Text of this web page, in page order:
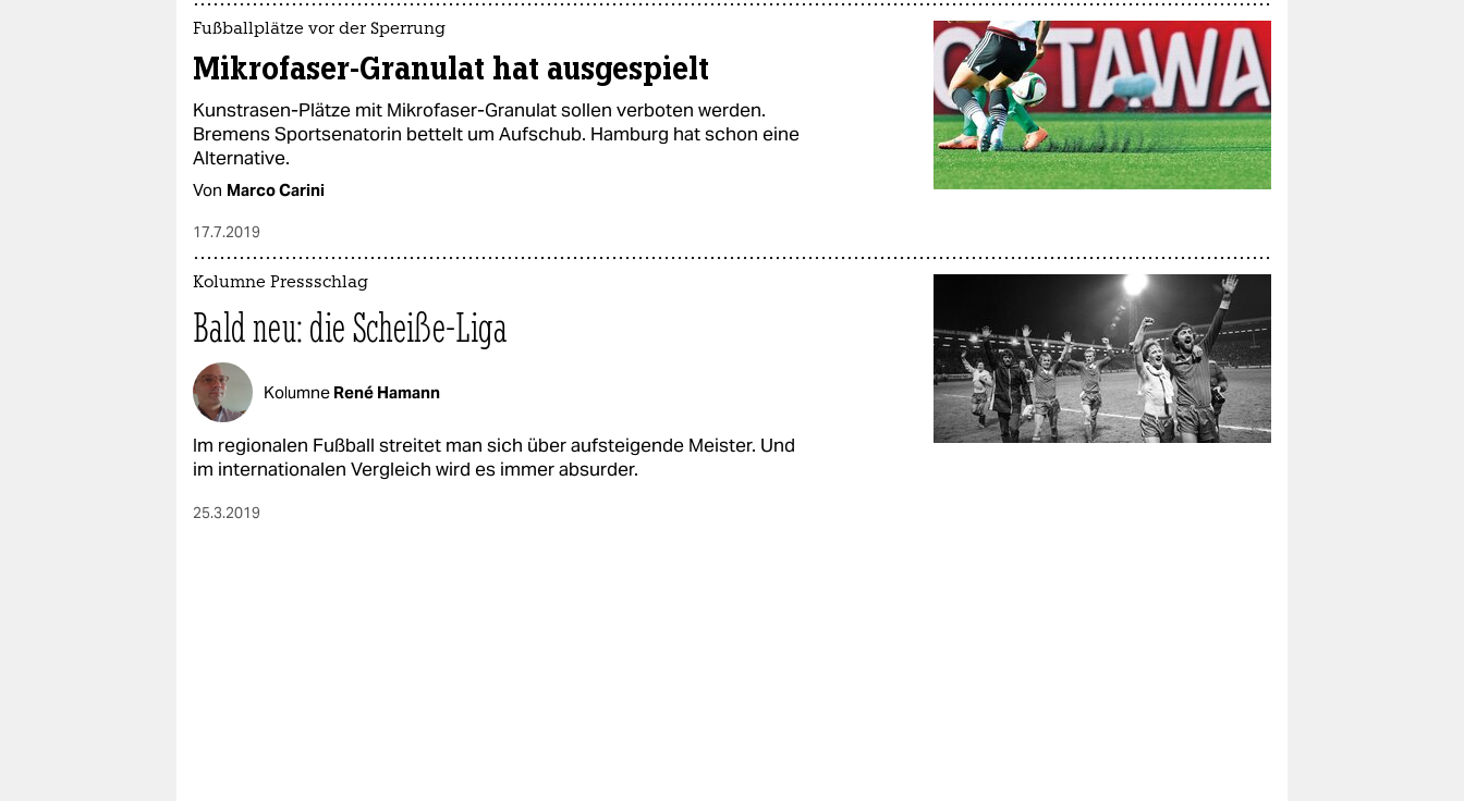
Fußballplätze vor der Sperrung
Mikrofaser-Granulat hat ausgespielt
Kunstrasen-Plätze mit Mikrofaser-Granulat sollen verboten werden.
Bremens Sportsenatorin bettelt um Aufschub. Hamburg hat schon eine
Alternative.
Von Marco Carini
17.7.2019
Kolumne Pressschlag
Bald neu: die Scheiße-Liga
Kolumne René Hamann
Im regionalen Fußball streitet man sich über aufsteigende Meister. Und
im internationalen Vergleich wird es immer absurder.
25.3.2019